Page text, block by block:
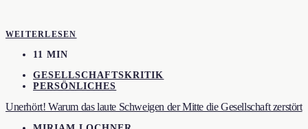
WEITERLESEN
11 MIN
GESELLSCHAFTSKRITIK
PERSÖNLICHES
Unerhört! Warum das laute Schweigen der Mitte die Gesellschaft zerstört